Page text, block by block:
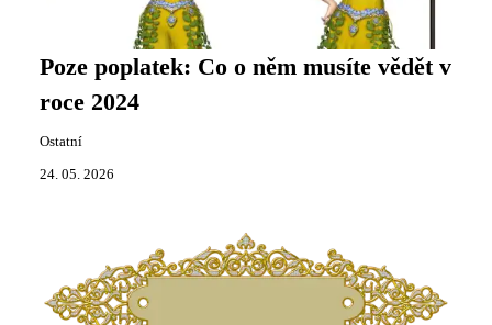
Poze poplatek: Co o něm musíte vědět v
roce 2024
Ostatní
24. 05. 2026